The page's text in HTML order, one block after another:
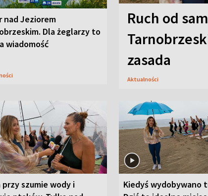
nad Jeziorem
Dla żeglarzy to
wiadomość
Ruch od
zasada
Aktualności
przy szumie wody i
Kiedyś wydobywano